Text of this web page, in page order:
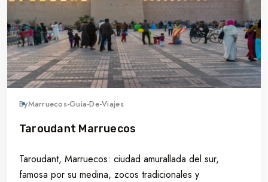
ByMarruecos-Guia-De-Viajes
Taroudant Marruecos
Taroudant, Marruecos: ciudad amurallada del sur,
famosa por su medina, zocos tradicionales y